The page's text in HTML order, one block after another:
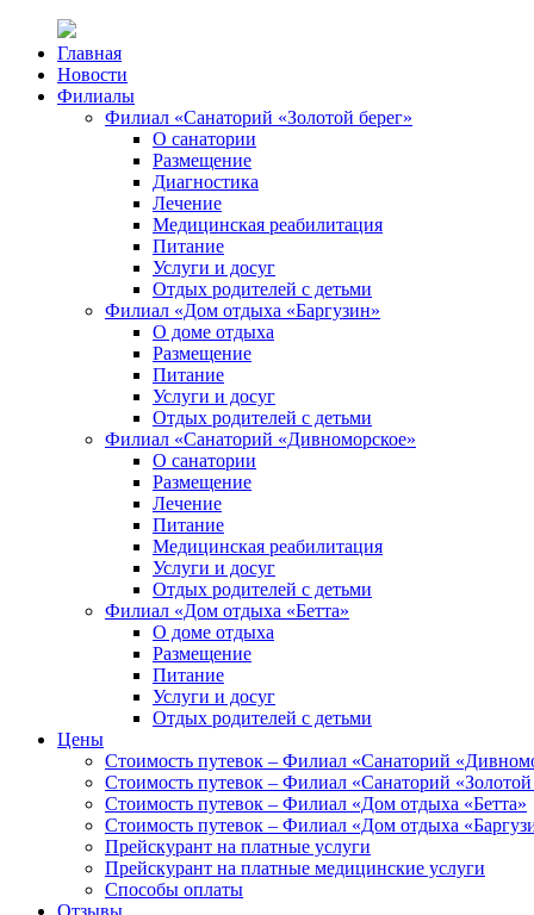
Главная
Новости
Филиалы
Филиал «Санаторий «Золотой берег»
О санатории
Размещение
Диагностика
Лечение
Медицинская реабилитация
Питание
Услуги и досуг
Отдых родителей с детьми
Филиал «Дом отдыха «Баргузин»
О доме отдыха
Размещение
Питание
Услуги и досуг
Отдых родителей с детьми
Филиал «Санаторий «Дивноморское»
О санатории
Размещение
Лечение
Питание
Медицинская реабилитация
Услуги и досуг
Отдых родителей с детьми
Филиал «Дом отдыха «Бетта»
О доме отдыха
Размещение
Питание
Услуги и досуг
Отдых родителей с детьми
Цены
Стоимость путевок – Филиал «Санаторий
Стоимость путевок – Филиал «Санаторий «Золотой
Стоимость путевок – Филиал «Дом отдыха «Бетта»
Стоимость путевок – Филиал «Дом отдыха
Прейскурант на платные услуги
Прейскурант на платные медицинские услуги
Способы оплаты
Отзывы